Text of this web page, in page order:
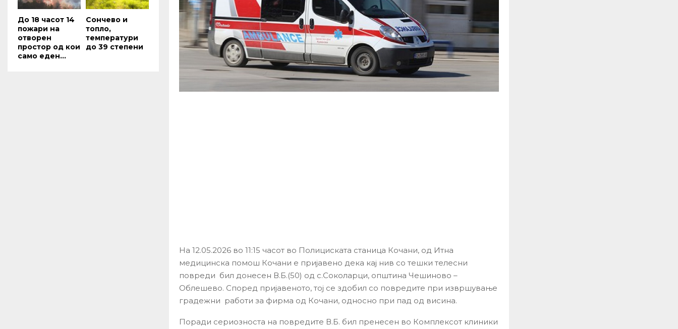
На 12.05.2026 во 11:15 часот во Полициската станица Кочани, од Итна
медицинска помош Кочани е пријавено дека кај нив со тешки телесни
повреди бил донесен В.Б.(50) од с.Соколарци, општина Чешиново –
Облешево. Според пријавеното, тој се здобил со повредите при извршување
градежни работи за фирма од Кочани, односно при пад од висина.
Поради сериозноста на повредите В.Б. бил пренесен во Комплексот клиники
До 18 часот 14
пожари на
отворен
простор од кои
само еден...
Сончево и
топло,
температури
до 39 степени